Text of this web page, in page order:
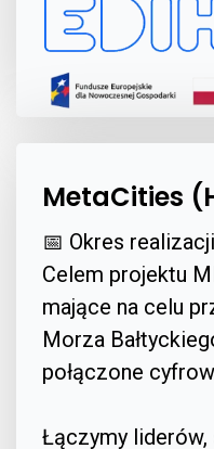
MetaCities
📅 Okres
Celem projektu
mające na celu
Morza
połączone
Łączymy liderów,